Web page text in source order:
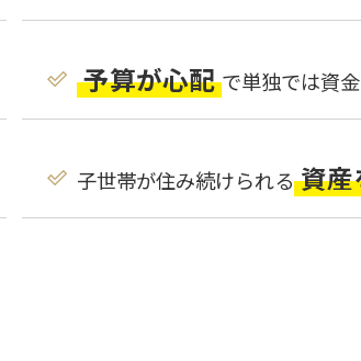
予算が心配 で単独では資
子世帯が住み続けられる 資産